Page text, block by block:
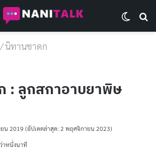
/นิทานชาดก
: ลูกสกาอาบยาพิษ
น 2019 (อัปเดตล่าสุด: 2 พฤศจิกายน 2023)
าหนึ่งนาที